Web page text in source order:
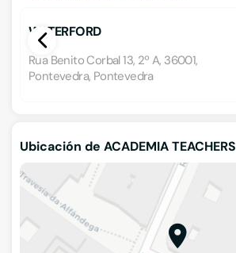
WATERFORD
Rua Benito Corbal 13, 2º A, 36001,
Pontevedra, Pontevedra
Ubicación de ACADEMIA TEACHERS